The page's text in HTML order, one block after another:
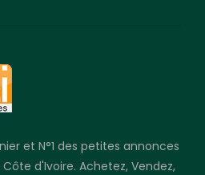
et N°1 des petites annonces
d'Ivoire. Achetez, Vendez,